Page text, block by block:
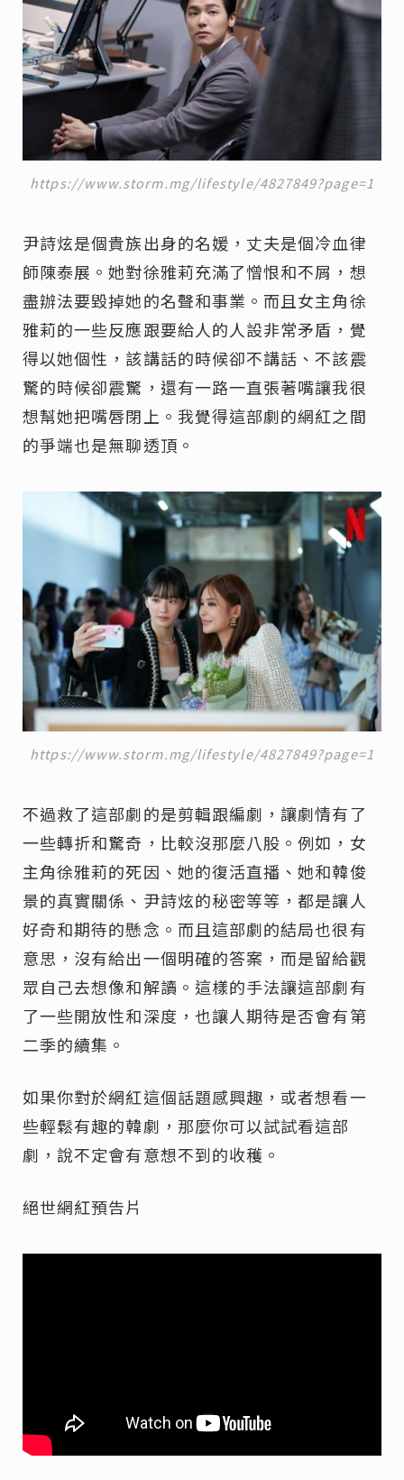
https://www.storm.mg/lifestyle/4827849?page=1
尹詩炫是個貴族出身的名媛，丈夫是個冷血律
師陳泰展。她對徐雅莉充滿了憎恨和不屑，想
盡辦法要毀掉她的名聲和事業。而且女主角徐
雅莉的一些反應跟要給人的人設非常矛盾，覺
得以她個性，該講話的時候卻不講話、不該震
驚的時候卻震驚，還有一路一直張著嘴讓我很
想幫她把嘴唇閉上。我覺得這部劇的網紅之間
的爭端也是無聊透頂。
https://www.storm.mg/lifestyle/4827849?page=1
不過救了這部劇的是剪輯跟編劇，讓劇情有了
一些轉折和驚奇，比較沒那麼八股。例如，女
主角徐雅莉的死因、她的復活直播、她和韓俊
景的真實關係、尹詩炫的秘密等等，都是讓人
好奇和期待的懸念。而且這部劇的結局也很有
意思，沒有給出一個明確的答案，而是留給觀
眾自己去想像和解讀。這樣的手法讓這部劇有
了一些開放性和深度，也讓人期待是否會有第
二季的續集。
如果你對於網紅這個話題感興趣，或者想看一
些輕鬆有趣的韓劇，那麼你可以試試看這部
劇，說不定會有意想不到的收穫。
絕世網紅預告片